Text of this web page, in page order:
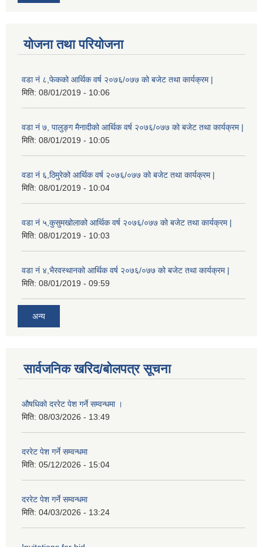
योजना तथा परियोजना
वडा नं ८,फेकको आर्थिक वर्ष २०७६/०७७ को बजेट तथा कार्यक्रम |
मिति: 08/01/2019 - 10:06
वडा नं ७, पालुङ्ग मैनादीको आर्थिक वर्ष २०७६/०७७ को बजेट तथा कार्यक्रम |
मिति: 08/01/2019 - 10:05
वडा नं ६,ठिमुरेको आर्थिक वर्ष २०७६/०७७ को बजेट तथा कार्यक्रम |
मिति: 08/01/2019 - 10:04
वडा नं ५,कुसुमखोलाको आर्थिक वर्ष २०७६/०७७ को बजेट तथा कार्यक्रम |
मिति: 08/01/2019 - 10:03
वडा नं ४,भैरवस्थानको आर्थिक वर्ष २०७६/०७७ को बजेट तथा कार्यक्रम |
मिति: 08/01/2019 - 09:59
अन्य
सार्वजनिक खरिद/बोलपत्र सूचना
औषधिको दररेट पेश गर्ने सम्वन्धमा ।
मिति: 08/03/2026 - 13:49
दररेट पेश गर्ने सम्वन्धमा
मिति: 05/12/2026 - 15:04
दररेट पेश गर्ने सम्वन्धमा
मिति: 04/03/2026 - 13:24